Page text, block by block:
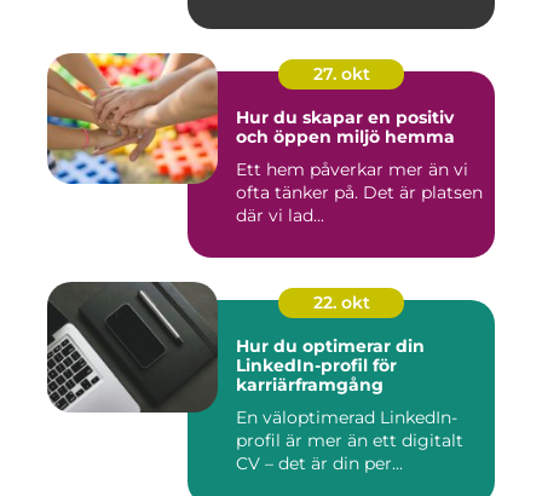
27. okt
Hur du skapar en positiv
och öppen miljö hemma
Ett hem påverkar mer än vi
ofta tänker på. Det är platsen
där vi lad...
22. okt
Hur du optimerar din
LinkedIn-profil för
karriärframgång
En väloptimerad LinkedIn-
profil är mer än ett digitalt
CV – det är din per...